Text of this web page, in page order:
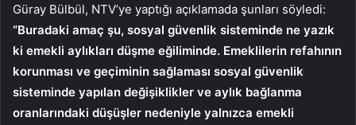
Güray Bülbül, NTV’ye yaptığı açıklamada şunları söyledi:
“Buradaki amaç şu, sosyal güvenlik sisteminde ne yazık
ki emekli aylıkları düşme eğiliminde. Emeklilerin refahının
korunması ve geçiminin sağlaması sosyal güvenlik
sisteminde yapılan değişiklikler ve aylık bağlanma
oranlarındaki düşüşler nedeniyle yalnızca emekli